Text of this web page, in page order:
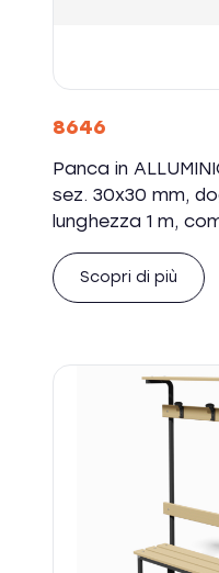
8646
Panca in
sez. 30x30 mm,
lunghezza 1 m,
Scopri di più